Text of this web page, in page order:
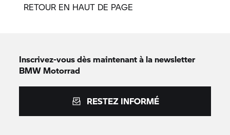
RETOUR EN HAUT DE PAGE
Inscrivez-vous dès maintenant à la newsletter
BMW Motorrad
RESTEZ INFORMÉ